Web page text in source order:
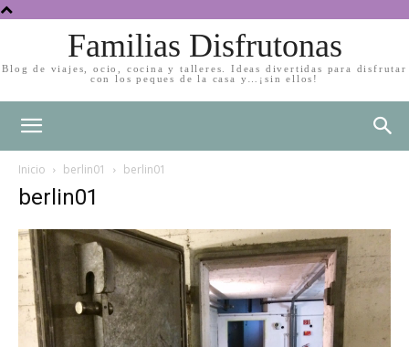
Familias Disfrutonas
Blog de viajes, ocio, cocina y talleres. Ideas divertidas para disfrutar
con los peques de la casa y…¡sin ellos!
Inicio berlin01 berlin01
berlin01